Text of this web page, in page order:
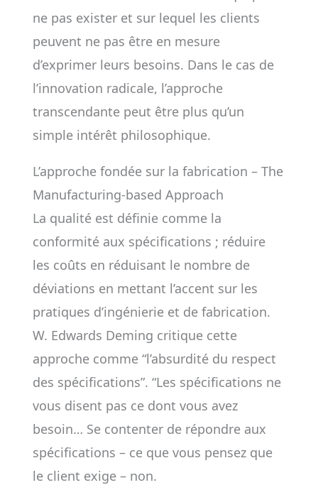
ne pas exister et sur lequel les clients
peuvent ne pas être en mesure
d’exprimer leurs besoins. Dans le cas de
l’innovation radicale, l’approche
transcendante peut être plus qu’un
simple intérêt philosophique.
L’approche fondée sur la fabrication – The
Manufacturing-based Approach
La qualité est définie comme la
conformité aux spécifications ; réduire
les coûts en réduisant le nombre de
déviations en mettant l’accent sur les
pratiques d’ingénierie et de fabrication.
W. Edwards Deming critique cette
approche comme “l’absurdité du respect
des spécifications”. “Les spécifications ne
vous disent pas ce dont vous avez
besoin… Se contenter de répondre aux
spécifications – ce que vous pensez que
le client exige – non.